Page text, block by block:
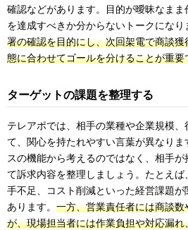
確認などがあります。目的が曖昧なま
を達成すべきか分からないトークになり
署の確認を目的にし、次回架電で商談
態に合わせてゴールを分けることが重要
ターゲットの課題を整理する
テレアポでは、相手の業種や企業規模
て、関心を持たれやすい言葉が異なり
スの機能から考えるのではなく、相手
て訴求内容を整理しましょう。たとえば
手不足、コスト削減といった経営課題
あります。 一方、営業責任者には商談
が、現場担当者には作業負担や対応漏